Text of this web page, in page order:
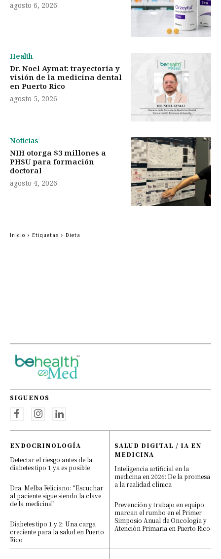
agosto 6, 2026
Health
Dr. Noel Aymat: trayectoria y
visión de la medicina dental
en Puerto Rico
agosto 5, 2026
Noticias
NIH otorga $3 millones a
PHSU para formación
doctoral
agosto 4, 2026
Inicio Etiquetas Dieta
SIGUENOS
ENDOCRINOLOGÍA
Detectar el riesgo antes de la
diabetes tipo 1 ya es posible
Dra. Melba Feliciano: “Escuchar
al paciente sigue siendo la clave
de la medicina”
Diabetes tipo 1 y 2: Una carga
creciente para la salud en Puerto
Rico
SALUD DIGITAL / IA EN
MEDICINA
Inteligencia artificial en la
medicina en 2026: De la promesa
a la realidad clínica
Prevención y trabajo en equipo
marcan el rumbo en el Primer
Simposio Anual de Oncología y
Atención Primaria en Puerto Rico